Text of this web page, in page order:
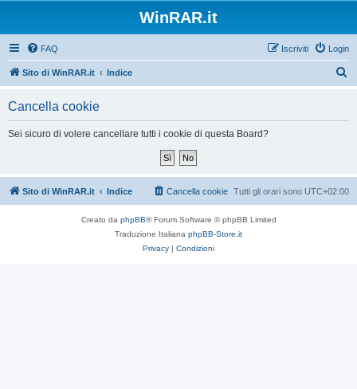
WinRAR.it
FAQ Login
Iscriviti
Sito di WinRAR.it Indice
Cancella cookie
Sei sicuro di volere cancellare tutti i cookie di questa Board?
Sito di WinRAR.it Indice Tutti gli orari sono UTC+02:00
Cancella cookie
Creato da phpBB® Forum Software © phpBB Limited
Traduzione Italiana phpBB-Store.it
Privacy | Condizioni